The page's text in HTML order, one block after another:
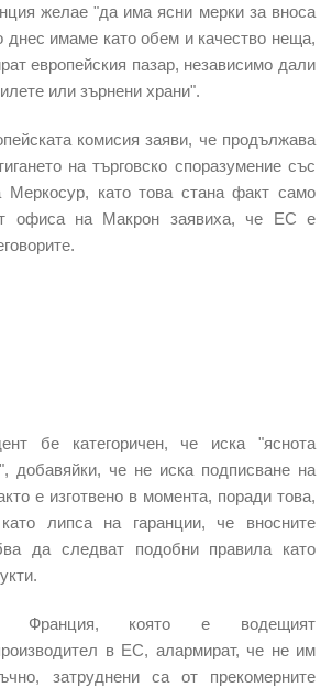
желае "да има ясни мерки за вноса
днес имаме като обем и качество неща,
европейския пазар, независимо дали
или зърнени храни".
комисия заяви, че продължава
на търговско споразумение със
Меркосур, като това стана факт само
офиса на Макрон заявиха, че ЕС е
бе категоричен, че иска "яснота
добавяйки, че не иска подписване на
е изготвено в момента, поради това,
липса на гаранции, че вносните
да следват подобни правила като
Франция, която е водещият
в ЕС, алармират, че не им
затруднени са от прекомерните